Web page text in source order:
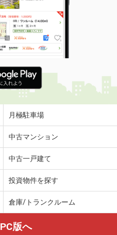
月極駐車場
中古マンション
中古一戸建て
投資物件を探す
倉庫/トランクルーム
PC版へ